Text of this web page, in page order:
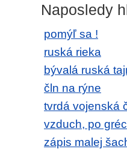
Naposledy
pomýľ sa !
ruská rieka
bývalá ruská
čln na rýne
tvrdá vojenská
vzduch, po
zápis malej